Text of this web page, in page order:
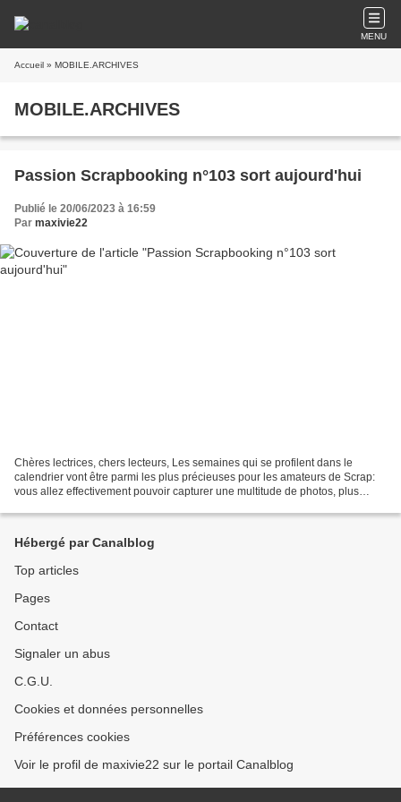
MENU
Accueil » MOBILE.ARCHIVES
MOBILE.ARCHIVES
Passion Scrapbooking n°103 sort aujourd'hui
Publié le 20/06/2023 à 16:59
Par maxivie22
Chères lectrices, chers lecteurs, Les semaines qui se profilent dans le
calendrier vont être parmi les plus précieuses pour les amateurs de Scrap:
vous allez effectivement pouvoir capturer une multitude de photos, plus
Hébergé par Canalblog
Top articles
Pages
Contact
Signaler un abus
C.G.U.
Cookies et données personnelles
Préférences cookies
Voir le profil de maxivie22 sur le portail Canalblog